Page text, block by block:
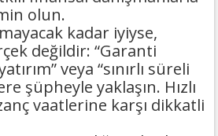
olun.
kadar iyiyse,
değildir: “Garanti
veya “sınırlı süreli
şüpheyle yaklaşın. Hızlı
vaatlerine karşı dikkatli